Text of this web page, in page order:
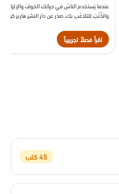
عندما يَستخدم الناسُ في حياتِك الخوفَ والإلزامَ
والذَّنْبَ للتلاعُبِ بك. صدَر عن دار النشر هاربر كولينز
اقرأ فصلاً تجريبياً
45 كتب